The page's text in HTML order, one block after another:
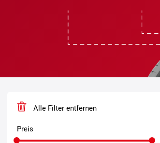
Alle Filter entfernen
Preis